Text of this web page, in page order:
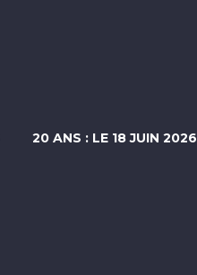
20 ANS : LE 18 JUIN 2026